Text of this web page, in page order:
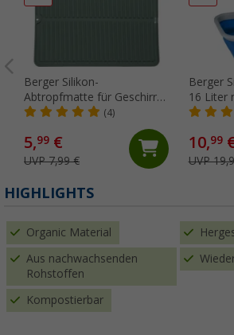
Berger Silikon-
Abtropfmatte für Geschirr
mit erhöhtem Rand grün
(4)
5,99 €
UVP 7,99 €
Berger
16 Liter
34,2 x
10,99
UVP
HIGHLIGHTS
Organic Material
Aus nachwachsenden
Rohstoffen
Kompostierbar